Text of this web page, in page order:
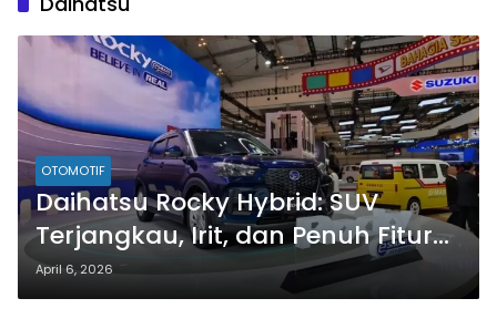
OTOMOTIF
Daihatsu Rocky Hybrid: SUV
Terjangkau, Irit, dan Penuh Fitur
Canggih
April 6, 2026